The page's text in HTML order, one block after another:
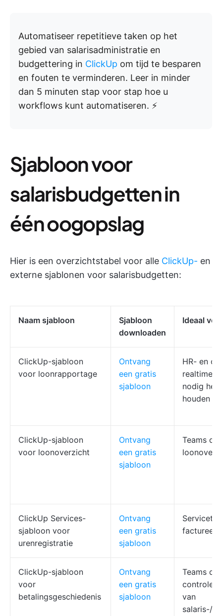
Automatiseer repetitieve taken op het
gebied van salarisadministratie en
budgettering in ClickUp om tijd te besparen
en fouten te verminderen. Leer in minder
dan 5 minuten stap voor stap hoe u
workflows kunt automatiseren. ⚡️
Sjabloon voor
salarisbudgetten in
één oogopslag
Hier is een overzichtstabel voor alle ClickUp- en
externe sjablonen voor salarisbudgetten:
Naam sjabloon
Sjabloon
downloaden
Ideaal
ClickUp-sjabloon
voor loonrapportage
Ontvang
een gratis
sjabloon
HR- en
realtime
nodig
houden
ClickUp-sjabloon
voor loonoverzicht
Ontvang
een gratis
sjabloon
Teams
ClickUp Services-
sjabloon voor
urenregistratie
Ontvang
een gratis
sjabloon
ClickUp-sjabloon
voor
betalingsgeschiedenis
Ontvang
een gratis
sjabloon
Teams
van
salaris-/